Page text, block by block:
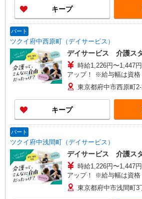
ン1F東 【在宅介護セン
領町五丁目4-17 パレス
センター府中】東京都
士見町一丁目21-18 野村
センター成瀬】東京都町
ーポ台益ナルセ B1F
キープ
パート
ツクイ府中西原町（デイサービス）
デイサービス 介護ス
時給1,226円〜1,447円 ★土日祝日は時給100円
アップ！ ※給与幅は資格
東京都府中市西原町
キープ
パート
ツクイ府中浅間町（デイサービス）
デイサービス 介護ス
時給1,226円〜1,447円 ★土日祝日は時給100円
アップ！ ※給与幅は資格
東京都府中市浅間町3